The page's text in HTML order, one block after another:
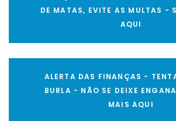
DE MATAS, EVITE AS MULTAS -
AQUI
ALERTA DAS FINANÇAS -
BURLA - NÃO SE DEIXE
MAIS AQUI